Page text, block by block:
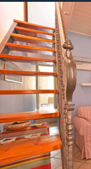
FR
DE
RU
Über
uns
Unsere
Wo
suchen
Sie?
Provinz
Ort